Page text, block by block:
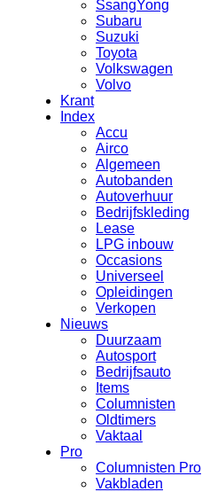
SsangYong
Subaru
Suzuki
Toyota
Volkswagen
Volvo
Krant
Index
Accu
Airco
Algemeen
Autobanden
Autoverhuur
Bedrijfskleding
Lease
LPG inbouw
Occasions
Universeel
Opleidingen
Verkopen
Nieuws
Duurzaam
Autosport
Bedrijfsauto
Items
Columnisten
Oldtimers
Vaktaal
Pro
Columnisten Pro
Vakbladen